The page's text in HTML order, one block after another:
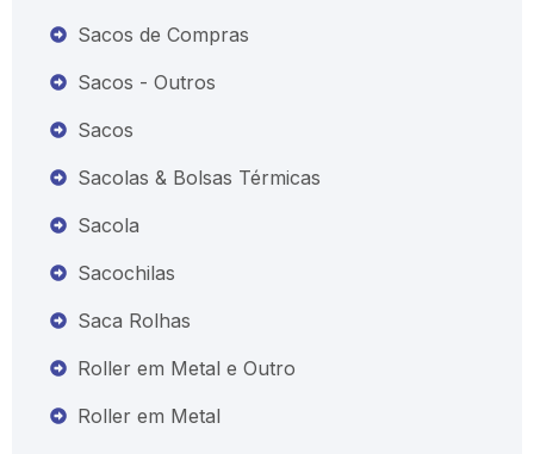
Sacos de Compras
Sacos - Outros
Sacos
Sacolas & Bolsas Térmicas
Sacola
Sacochilas
Saca Rolhas
Roller em Metal e Outro
Roller em Metal